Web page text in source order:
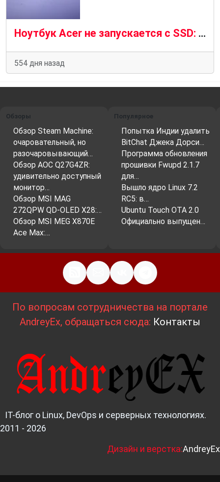
Ноутбук Acer не запускается с SSD: проверка диска и настройка UEFI
554 дня назад
Обзоры
Обзор Steam Machine:
очаровательный, но
разочаровывающий…
Обзор AOC Q27G4ZR:
удивительно доступный
монитор…
Обзор MSI MAG
272QPW QD-OLED X28:…
Обзор MSI MEG X870E
Ace Max:…
Популярное
Попытка Индии удалить
BitChat Джека Дорси…
Программа обновления
прошивки Fwupd 2.1.7
для…
Вышло ядро ​​Linux 7.2
RC5: в…
Ubuntu Touch OTA 2.0
Официально выпущен…
По вопросам сотрудничества на портале
AndreyEx, обращаться сюда: Контакты
IT-блог о Linux, DevOps и серверных технологиях.
2011 - 2026
Дизайн и верстка:AndreyEx